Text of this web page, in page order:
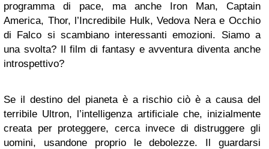
programma di pace, ma anche Iron Man, Captain
America, Thor, l’Incredibile Hulk, Vedova Nera e Occhio
di Falco si scambiano interessanti emozioni. Siamo a
una svolta? Il film di fantasy e avventura diventa anche
introspettivo?
Se il destino del pianeta è a rischio ciò è a causa del
terribile Ultron, l’intelligenza artificiale che, inizialmente
creata per proteggere, cerca invece di distruggere gli
uomini, usandone proprio le debolezze. Il guardarsi